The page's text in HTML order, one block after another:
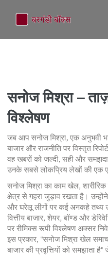
सनोज मिश्रा –
विश्लेषण
जब आपसनोज मिश्रा, एक अनुभवी
बाजार और राजनीति पर विस्तृत
वह खबरों को जल्दी, सही और
उनके सबसे लोकप्रिय लेखों की एक
सनोज मिश्रा का कामखेल,
क्षेत्रसे गहरा जुड़ाव रखता है।
और घरेलू लीगों पर कई अनकहे तथ्य
वित्तीय बाजार, शेयर, बॉण्ड और
पर रीमिक्स रूपी विश्लेषण अक्सर
इस प्रकार, "सनोज मिश्रा खेल
बाजार की प्रवृत्तियों को समझाता